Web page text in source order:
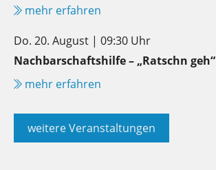
mehr erfahren
Do. 20. August | 09:30 Uhr
Nachbarschaftshilfe – „Ratschn geh“
mehr erfahren
weitere Veranstaltungen